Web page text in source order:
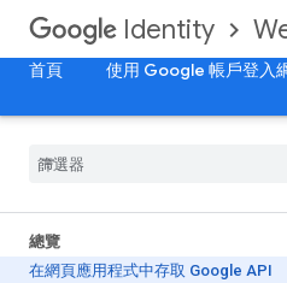
Identity
首頁
使用 Google 帳戶登入
總覽
在網頁應用程式中存取 Google API